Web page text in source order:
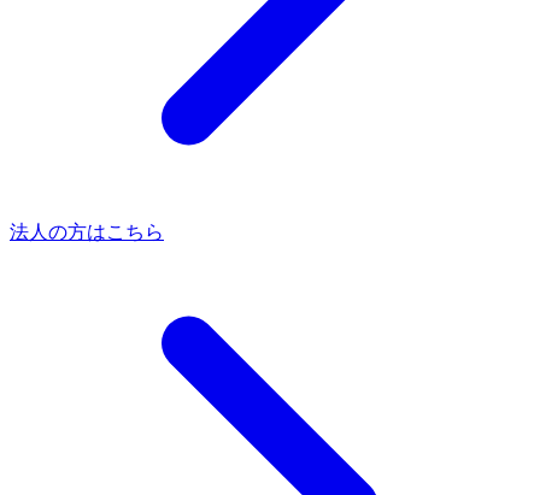
法人の方はこちら